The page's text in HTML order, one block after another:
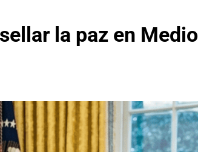
la paz en Medio